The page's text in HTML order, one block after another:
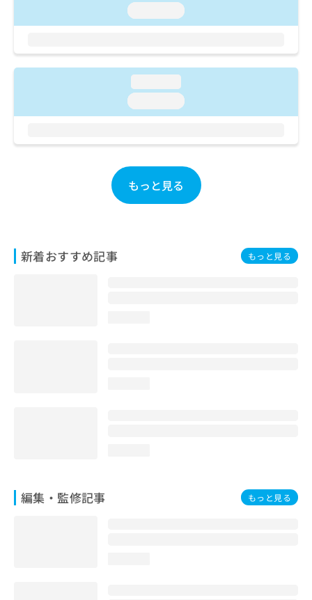
もっと見る
新着おすすめ記事 もっと見る
編集・監修記事 もっと見る
問
合
わ
ち